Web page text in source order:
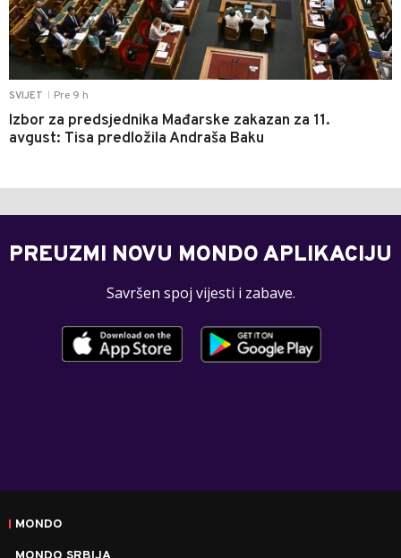
SVIJET Pre 9 h
Izbor za predsjednika Mađarske zakazan za 11.
avgust: Tisa predložila Andraša Baku
PREUZMI NOVU MONDO APLIKACIJU
Savršen spoj vijesti i zabave.
MONDO